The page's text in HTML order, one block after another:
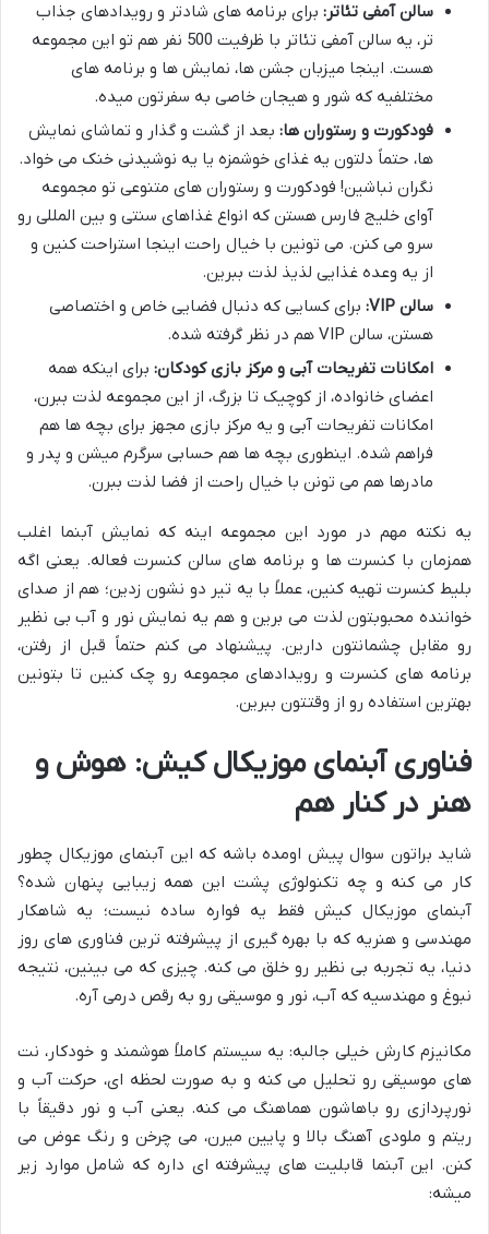
سالن آمفی تئاتر: برای برنامه های شادتر و رویدادهای جذاب
تر، یه سالن آمفی تئاتر با ظرفیت 500 نفر هم تو این مجموعه
هست. اینجا میزبان جشن ها، نمایش ها و برنامه های
مختلفیه که شور و هیجان خاصی به سفرتون میده.
فودکورت و رستوران ها: بعد از گشت و گذار و تماشای نمایش
ها، حتماً دلتون یه غذای خوشمزه یا یه نوشیدنی خنک می خواد.
نگران نباشین! فودکورت و رستوران های متنوعی تو مجموعه
آوای خلیج فارس هستن که انواع غذاهای سنتی و بین المللی رو
سرو می کنن. می تونین با خیال راحت اینجا استراحت کنین و
از یه وعده غذایی لذیذ لذت ببرین.
سالن VIP:
برای کسایی که دنبال فضایی خاص و اختصاصی
هستن، سالن VIP هم در نظر گرفته شده.
امکانات تفریحات آبی و مرکز بازی کودکان: برای اینکه همه
اعضای خانواده، از کوچیک تا بزرگ، از این مجموعه لذت ببرن،
امکانات تفریحات آبی و یه مرکز بازی مجهز برای بچه ها هم
فراهم شده. اینطوری بچه ها هم حسابی سرگرم میشن و پدر و
مادرها هم می تونن با خیال راحت از فضا لذت ببرن.
یه نکته مهم در مورد این مجموعه اینه که نمایش آبنما اغلب
همزمان با کنسرت ها و برنامه های سالن کنسرت فعاله. یعنی اگه
بلیط کنسرت تهیه کنین، عملاً با یه تیر دو نشون زدین؛ هم از صدای
خواننده محبوبتون لذت می برین و هم یه نمایش نور و آب بی نظیر
رو مقابل چشمانتون دارین. پیشنهاد می کنم حتماً قبل از رفتن،
برنامه های کنسرت و رویدادهای مجموعه رو چک کنین تا بتونین
بهترین استفاده رو از وقتتون ببرین.
فناوری آبنمای موزیکال کیش: هوش و
هنر در کنار هم
شاید براتون سوال پیش اومده باشه که این آبنمای موزیکال چطور
کار می کنه و چه تکنولوژی پشت این همه زیبایی پنهان شده؟
آبنمای موزیکال کیش فقط یه فواره ساده نیست؛ یه شاهکار
مهندسی و هنریه که با بهره گیری از پیشرفته ترین فناوری های روز
دنیا، یه تجربه بی نظیر رو خلق می کنه. چیزی که می بینین، نتیجه
نبوغ و مهندسیه که آب، نور و موسیقی رو به رقص درمی آره.
مکانیزم کارش خیلی جالبه: یه سیستم کاملاً هوشمند و خودکار، نت
های موسیقی رو تحلیل می کنه و به صورت لحظه ای، حرکت آب و
نورپردازی رو باهاشون هماهنگ می کنه. یعنی آب و نور دقیقاً با
ریتم و ملودی آهنگ بالا و پایین میرن، می چرخن و رنگ عوض می
کنن. این آبنما قابلیت های پیشرفته ای داره که شامل موارد زیر
میشه: